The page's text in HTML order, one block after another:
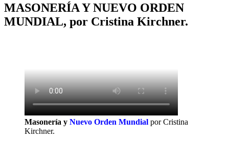
MASONERÍA Y NUEVO ORDEN
MUNDIAL, por Cristina Kirchner.
Masonería y Nuevo Orden Mundial por Cristina
Kirchner.